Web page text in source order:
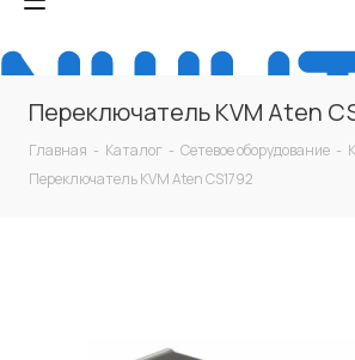
Переключатель KVM Aten
Главная - Каталог - Сетевое оборудование -
Переключатель KVM Aten CS1792